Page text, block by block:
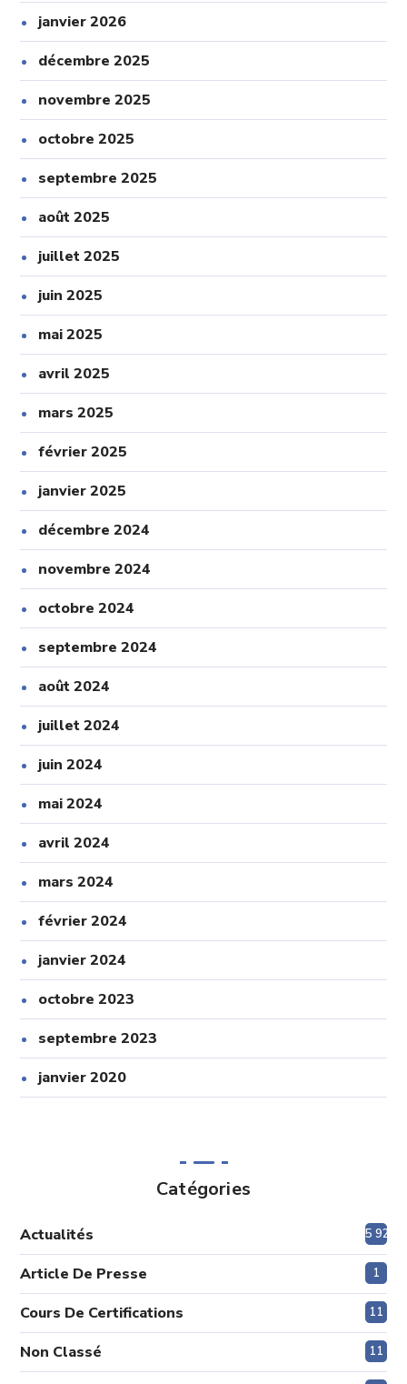
janvier 2026
décembre 2025
novembre 2025
octobre 2025
septembre 2025
août 2025
juillet 2025
juin 2025
mai 2025
avril 2025
mars 2025
février 2025
janvier 2025
décembre 2024
novembre 2024
octobre 2024
septembre 2024
août 2024
juillet 2024
juin 2024
mai 2024
avril 2024
mars 2024
février 2024
janvier 2024
octobre 2023
septembre 2023
janvier 2020
Catégories
Actualités 5 920
Article De Presse 1
Cours De Certifications 11
Non Classé 11